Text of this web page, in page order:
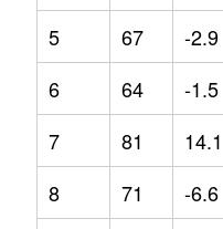
5
67 -2.9
6
64 -1.5
7
81 14.1
8
71 -6.6